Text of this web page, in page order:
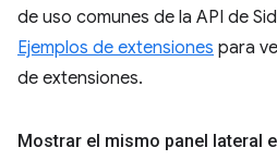
de uso comunes de la API de
Ejemplos de extensiones para
de extensiones.
Mostrar el mismo panel lateral